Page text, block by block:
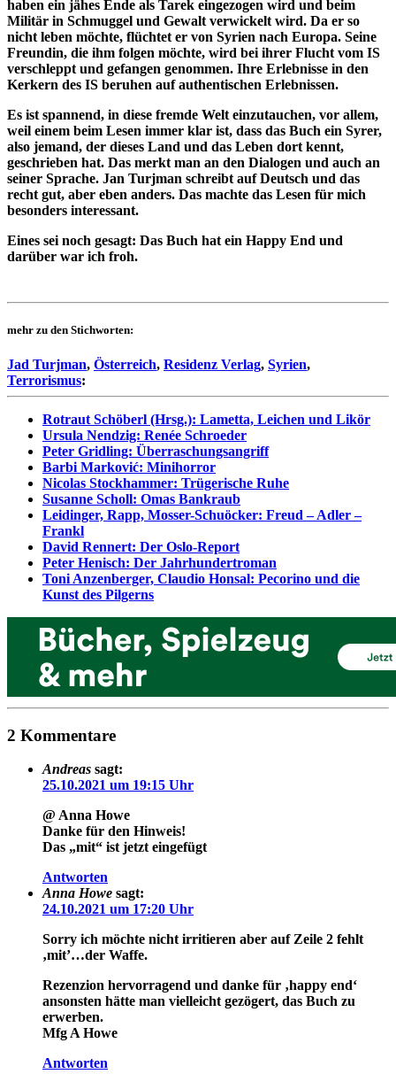
haben ein jähes Ende als Tarek eingezogen wird und beim
Militär in Schmuggel und Gewalt verwickelt wird. Da er so
nicht leben möchte, flüchtet er von Syrien nach Europa. Seine
Freundin, die ihm folgen möchte, wird bei ihrer Flucht vom IS
verschleppt und gefangen genommen. Ihre Erlebnisse in den
Kerkern des IS beruhen auf authentischen Erlebnissen.
Es ist spannend, in diese fremde Welt einzutauchen, vor allem,
weil einem beim Lesen immer klar ist, dass das Buch ein Syrer,
also jemand, der dieses Land und das Leben dort kennt,
geschrieben hat. Das merkt man an den Dialogen und auch an
seiner Sprache. Jan Turjman schreibt auf Deutsch und das
recht gut, aber eben anders. Das machte das Lesen für mich
besonders interessant.
Eines sei noch gesagt: Das Buch hat ein Happy End und
darüber war ich froh.
mehr zu den Stichworten:
Jad Turjman, Österreich, Residenz Verlag, Syrien,
Terrorismus:
Rotraut Schöberl (Hrsg.): Lametta, Leichen und Likör
Ursula Nendzig: Renée Schroeder
Peter Gridling: Überraschungsangriff
Barbi Marković: Minihorror
Nicolas Stockhammer: Trügerische Ruhe
Susanne Scholl: Omas Bankraub
Leidinger, Rapp, Mosser-Schuöcker: Freud – Adler –
Frankl
David Rennert: Der Oslo-Report
Peter Henisch: Der Jahrhundertroman
Toni Anzenberger, Claudio Honsal: Pecorino und die
Kunst des Pilgerns
2 Kommentare
Andreas sagt:
25.10.2021 um 19:15 Uhr
@ Anna Howe
Danke für den Hinweis!
Das „mit“ ist jetzt eingefügt
Antworten
Anna Howe sagt:
24.10.2021 um 17:20 Uhr
Sorry ich möchte nicht irritieren aber auf Zeile 2 fehlt
‚mit’…der Waffe.
Rezenzion hervorragend und danke für ‚happy end‘
ansonsten hätte man vielleicht gezögert, das Buch zu
erwerben.
Mfg A Howe
Antworten